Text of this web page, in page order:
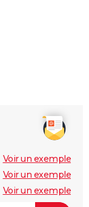
Voir un exemple
Voir un exemple
Voir un exemple